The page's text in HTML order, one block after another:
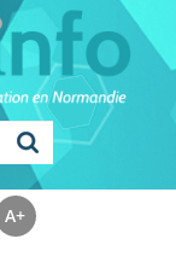
A+